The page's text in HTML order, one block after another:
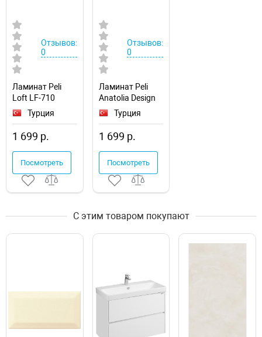
Отзывов:
0
Ламинат Peli
Loft LF-710
Дибек Дуб
Турция
1 699 р.
Посмотреть
Отзывов:
0
Ламинат Peli
Anatolia Design
AN DSG 907 Дуб
Браун
Турция
1 699 р.
Посмотреть
С этим товаром покупают